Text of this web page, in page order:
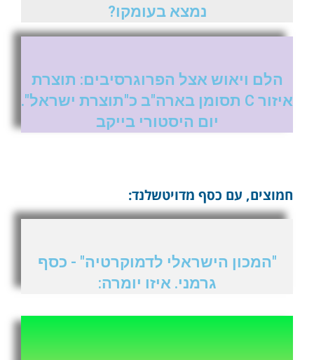
נמצא בעומקו?
הלם ויאוש אצל הפרוגרסיבים: תוצרת
איזור C תסומן בארה"ב כ"תוצרת ישראל".
יום היסטורי בייקב
חמוצים, עם כסף מדויטשלנד:
"המכון הישראלי לדמוקרטיה" - כסף
גרמני. איזו יומרה: